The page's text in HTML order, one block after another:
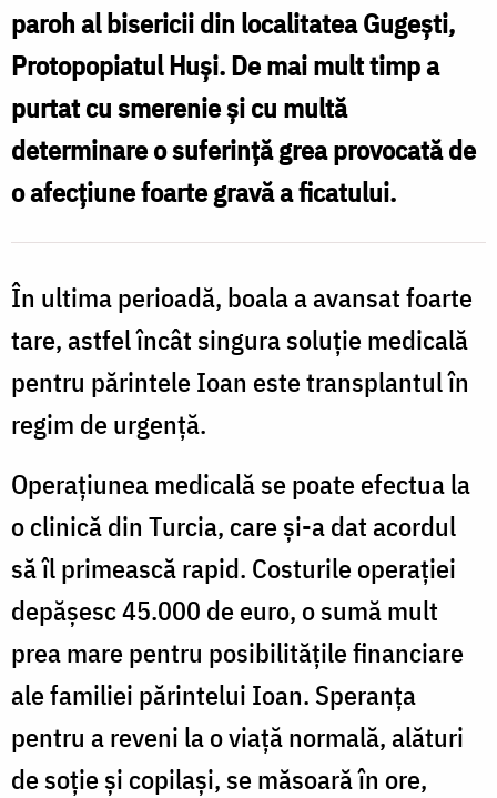
paroh al bisericii din localitatea Gugești,
Protopopiatul Huși. De mai mult timp a
purtat cu smerenie și cu multă
determinare o suferință grea provocată de
o afecțiune foarte gravă a ficatului.
În ultima perioadă, boala a avansat foarte
tare, astfel încât singura soluție medicală
pentru părintele Ioan este transplantul în
regim de urgență.
Operațiunea medicală se poate efectua la
o clinică din Turcia, care și-a dat acordul
să îl primească rapid. Costurile operației
depășesc 45.000 de euro, o sumă mult
prea mare pentru posibilitățile financiare
ale familiei părintelui Ioan. Speranța
pentru a reveni la o viață normală, alături
de soție și copilași, se măsoară în ore,